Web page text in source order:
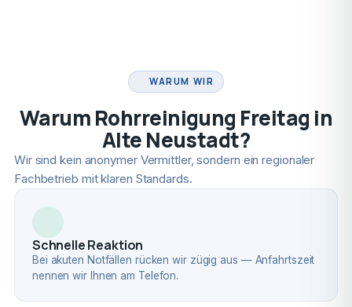
WARUM WIR
Warum Rohrreinigung Freitag in
Alte Neustadt?
Wir sind kein anonymer Vermittler, sondern ein regionaler
Fachbetrieb mit klaren Standards.
Schnelle Reaktion
Bei akuten Notfällen rücken wir zügig aus — Anfahrtszeit
nennen wir Ihnen am Telefon.